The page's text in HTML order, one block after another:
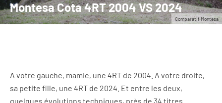
Comparatif Montesa
Montesa Cota 4RT 2004 VS 2024
A votre gauche, mamie, une 4RT de 2004. A votre droite,
sa petite fille, une 4RT de 2024. Et entre les deux,
quelques évolutions techniques, près de 34 titres